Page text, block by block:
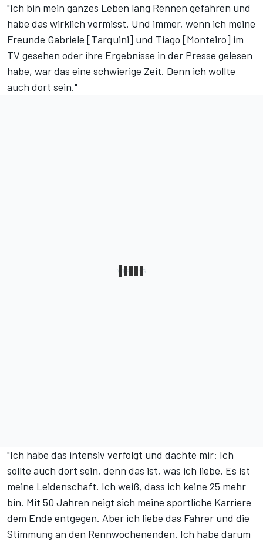
"Ich bin mein ganzes Leben lang Rennen gefahren und
habe das wirklich vermisst. Und immer, wenn ich meine
Freunde Gabriele [Tarquini] und Tiago [Monteiro] im
TV gesehen oder ihre Ergebnisse in der Presse gelesen
habe, war das eine schwierige Zeit. Denn ich wollte
auch dort sein."
"Ich habe das intensiv verfolgt und dachte mir: Ich
sollte auch dort sein, denn das ist, was ich liebe. Es ist
meine Leidenschaft. Ich weiß, dass ich keine 25 mehr
bin. Mit 50 Jahren neigt sich meine sportliche Karriere
dem Ende entgegen. Aber ich liebe das Fahrer und die
Stimmung an den Rennwochenenden. Ich habe darum